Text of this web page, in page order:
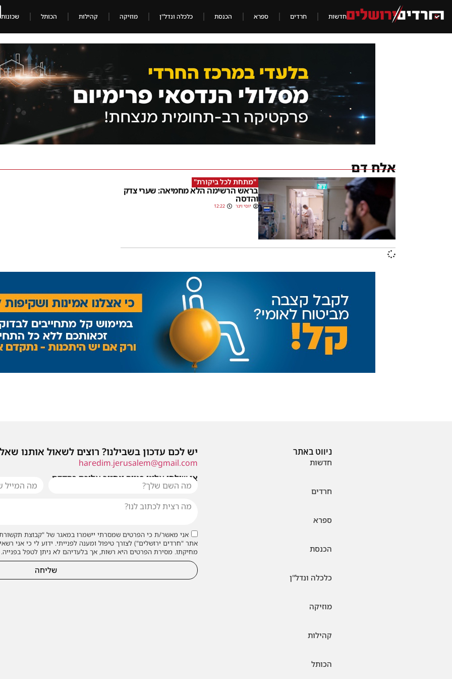
חדשות חרדים ספרא הכנסת כלכלה ונדל"ן מוזיקה קהילות הכותל שכונות
אלח דם
"מתחת לכל ביקורת"
בראש הרשימה הלא מחמיאה: שערי צדק
והדסה
יוסי וינר 12:22
ניווט באתר
חדשות
חרדים
ספרא
הכנסת
כלכלה ונדל"ן
מוזיקה
קהילות
הכותל
יש לכם עדכון בשבילנו? רוצים לשאול אותנו
haredim.jerusalem@gmail.com
או שילחו אלינו פנייה ונחזור אליכם בהקדם
אני מאשר/ת כי הפרטים שמסרתי יישמרו במאגר של "קבוצת
אתר "חרדים ירושלים") לצורך טיפול ומענה לפנייתי. ידוע לי כי אני
מחיקתו. מסירת הפרטים היא רשות, אך בלעדיהם לא ניתן לטפל
שליחה